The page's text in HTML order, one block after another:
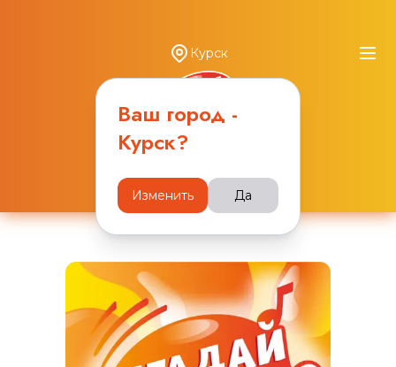
Курск
Ваш город -
Курск?
Изменить Да
Наши игры